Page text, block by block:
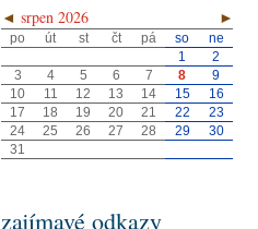
◄ ►
srpen 2026
po út st čt pá so
ne
1
2
3
4 5 6 7 8
9
10
11 12 13 14 15
16
17
18 19 20 21 22
23
24
25 26 27 28 29
30
31
zajímavé odkazy